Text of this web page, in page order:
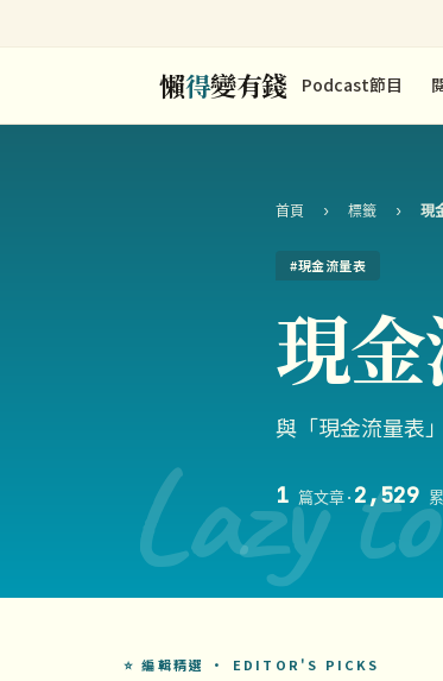
懶得變有錢 Podcast節目
Lazy
首頁 › 標籤 › 現
#現金流量表
現
與「現金流量表
1 篇文章· 2,529
⭐ 編輯精選 · EDITOR'S PICKS